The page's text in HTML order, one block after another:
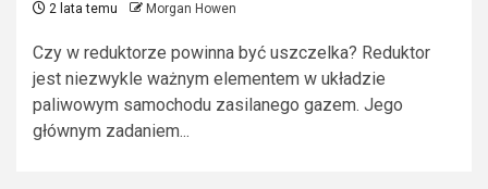
2 lata temu Morgan Howen
Czy w reduktorze powinna być uszczelka? Reduktor
jest niezwykle ważnym elementem w układzie
paliwowym samochodu zasilanego gazem. Jego
głównym zadaniem...